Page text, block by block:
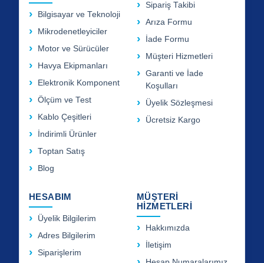
Bilgisayar ve Teknoloji
Mikrodenetleyiciler
Motor ve Sürücüler
Havya Ekipmanları
Elektronik Komponent
Ölçüm ve Test
Kablo Çeşitleri
İndirimli Ürünler
Toptan Satış
Blog
Sipariş Takibi
Arıza Formu
İade Formu
Müşteri Hizmetleri
Garanti ve İade
Koşulları
Üyelik Sözleşmesi
Ücretsiz Kargo
HESABIM
Üyelik Bilgilerim
Adres Bilgilerim
Siparişlerim
MÜŞTERİ
HİZMETLERİ
Hakkımızda
İletişim